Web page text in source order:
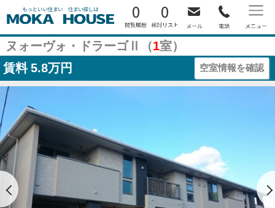
0 0
ヌォーヴォ・ドラーゴⅡ（1室）
賃料 5.8万円 空室情報を確認